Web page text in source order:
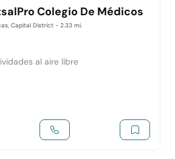
Colegio De Médicos
Capital District - 2.33 mi.
al aire libre